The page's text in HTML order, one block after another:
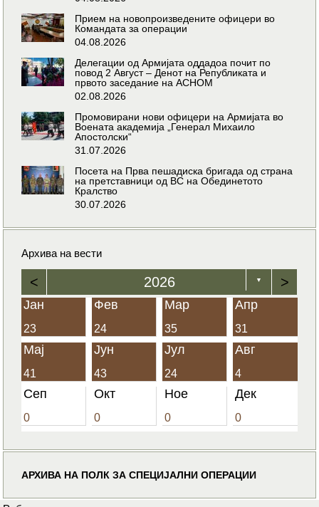
Прием на новопроизведените офицери во
Командата за операции
04.08.2026
Делегации од Армијата оддадоа почит по
повод 2 Август – Денот на Републиката и
првото заседание на АСНОМ
02.08.2026
Промовирани нови офицери на Армијата во
Воената академија „Генерал Михаило
Апостолски“
31.07.2026
Посета на Прва пешадиска бригада од страна
на претставници од ВС на Обединетото
Кралство
30.07.2026
Архива на вести
< 2026 ▼ >
Јан
23
Фев
24
Мар
35
Апр
31
Мај
41
Јун
43
Јул
24
Авг
4
Сеп
0
Окт
0
Ное
0
Дек
0
АРХИВА НА ПОЛК ЗА СПЕЦИЈАЛНИ ОПЕРАЦИИ